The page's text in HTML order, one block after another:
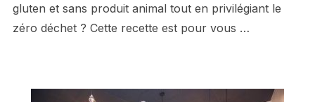
gluten et sans produit animal tout en privilégiant le
zéro déchet ? Cette recette est pour vous …